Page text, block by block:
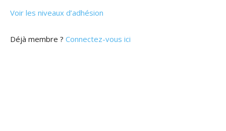
Voir les niveaux d’adhésion
Déjà membre ? Connectez-vous ici